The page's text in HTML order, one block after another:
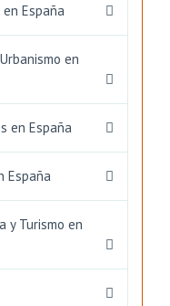
España
en
en España
España
y Turismo en